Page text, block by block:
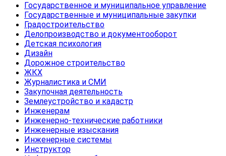
Государственное и муниципальное управление
Государственные и муниципальные закупки
Градостроительство
Делопроизводство и документооборот
Детская психология
Дизайн
Дорожное строительство
ЖКХ
Журналистика и СМИ
Закупочная деятельность
Землеустройство и кадастр
Инженерам
Инженерно-технические работники
Инженерные изыскания
Инженерные системы
Инструктор